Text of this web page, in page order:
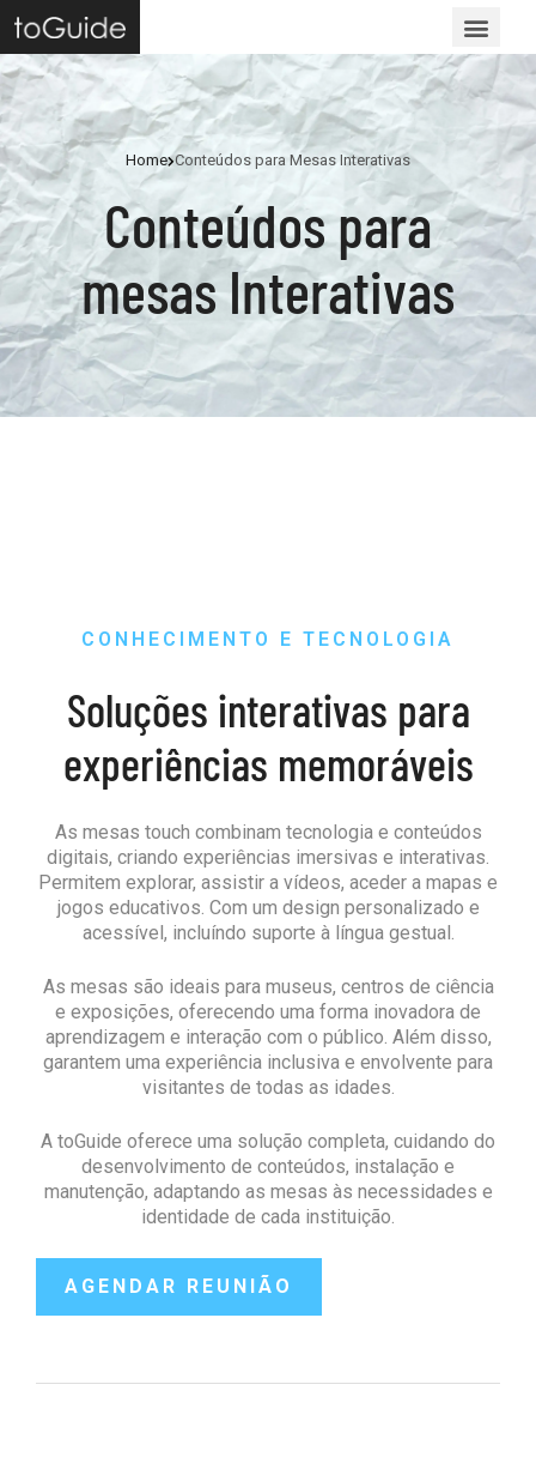
Home Conteúdos para Mesas Interativas
Conteúdos para
mesas Interativas
CONHECIMENTO E TECNOLOGIA
Soluções interativas para
experiências memoráveis
As mesas touch combinam tecnologia e conteúdos
digitais, criando experiências imersivas e interativas.
Permitem explorar, assistir a vídeos, aceder a mapas e
jogos educativos. Com um design personalizado e
acessível, incluíndo suporte à língua gestual.
As mesas são ideais para museus, centros de ciência
e exposições, oferecendo uma forma inovadora de
aprendizagem e interação com o público. Além disso,
garantem uma experiência inclusiva e envolvente para
visitantes de todas as idades.
A toGuide oferece uma solução completa, cuidando do
desenvolvimento de conteúdos, instalação e
manutenção, adaptando as mesas às necessidades e
identidade de cada instituição.
AGENDAR REUNIÃO